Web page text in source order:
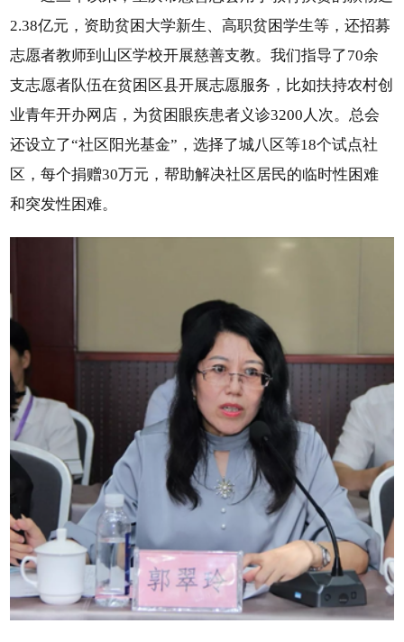
2.38亿元，资助贫困大学新生、高职贫困学生等，还招募
志愿者教师到山区学校开展慈善支教。我们指导了70余
支志愿者队伍在贫困区县开展志愿服务，比如扶持农村创
业青年开办网店，为贫困眼疾患者义诊3200人次。总会
还设立了“社区阳光基金”，选择了城八区等18个试点社
区，每个捐赠30万元，帮助解决社区居民的临时性困难
和突发性困难。